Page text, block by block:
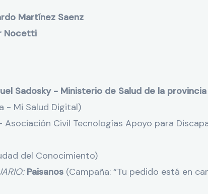
Martínez Saenz
Nocetti
Sadosky - Ministerio de Salud de la
- Mi Salud Digital)
Asociación Civil Tecnologías Apoyo para
del Conocimiento)
Paisanos (Campaña: “Tu pedido está en